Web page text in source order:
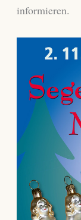
informieren.